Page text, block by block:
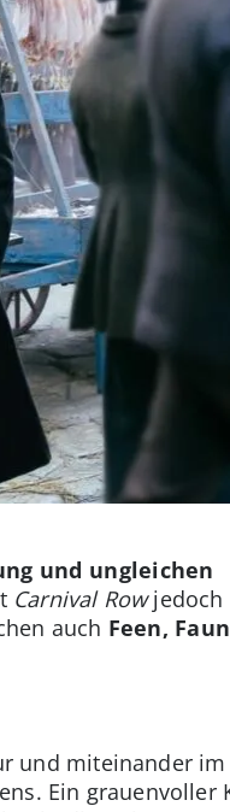
und ungleichen
Carnival Rowjedoch
auch Feen,
und miteinander im
Ein grauenvoller